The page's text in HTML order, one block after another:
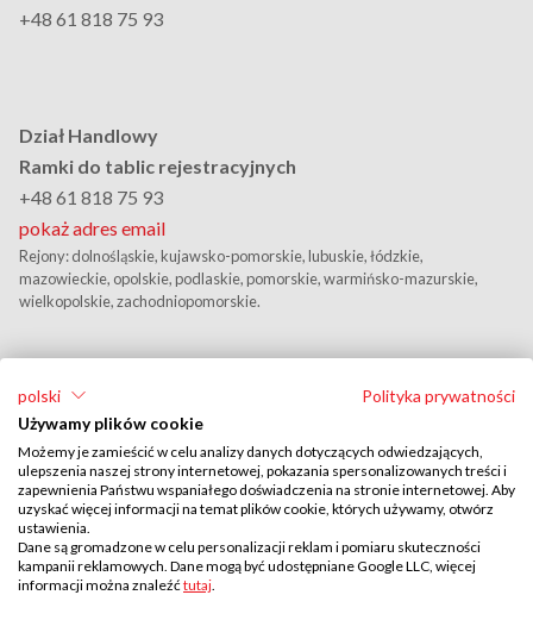
+48 61 818 75 93
Dział Handlowy
Ramki do tablic rejestracyjnych
+48 61 818 75 93
pokaż adres email
Rejony: dolnośląskie, kujawsko-pomorskie, lubuskie, łódzkie,
mazowieckie, opolskie, podlaskie, pomorskie, warmińsko-mazurskie,
wielkopolskie, zachodniopomorskie.
Przedstawiciel Handlowy
Wojciech Zbela
+48 606 283 461
polski
Polityka prywatności
Używamy plików cookie
Możemy je zamieścić w celu analizy danych dotyczących odwiedzających,
ulepszenia naszej strony internetowej, pokazania spersonalizowanych treści i
zapewnienia Państwu wspaniałego doświadczenia na stronie internetowej. Aby
uzyskać więcej informacji na temat plików cookie, których używamy, otwórz
ustawienia.
Dane są gromadzone w celu personalizacji reklam i pomiaru skuteczności
kampanii reklamowych. Dane mogą być udostępniane Google LLC, więcej
informacji można znaleźćtutaj.